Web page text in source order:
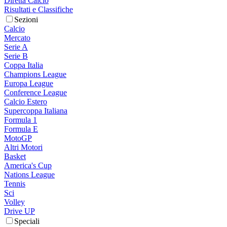
Risultati e Classifiche
Sezioni
Calcio
Mercato
Serie A
Serie B
Coppa Italia
Champions League
Europa League
Conference League
Calcio Estero
Supercoppa Italiana
Formula 1
Formula E
MotoGP
Altri Motori
Basket
America's Cup
Nations League
Tennis
Sci
Volley
Drive UP
Speciali